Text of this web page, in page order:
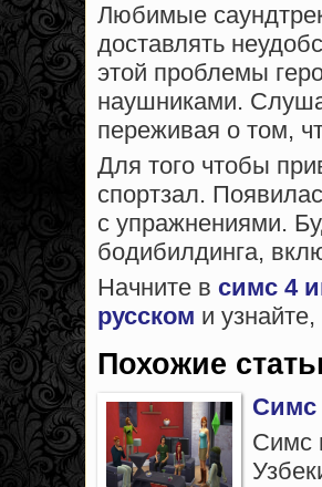
Любимые
доставлять
этой проблемы
наушниками.
переживая о том,
Для того чтобы
спортзал.
с упражнениями.
бодибилдинга,
Начните в симс 4
русском и
Похожие
Симс
Симс